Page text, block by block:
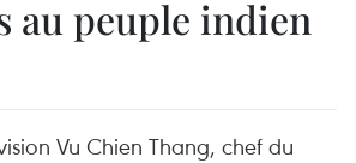
au peuple indien
Vu Chien Thang, chef du